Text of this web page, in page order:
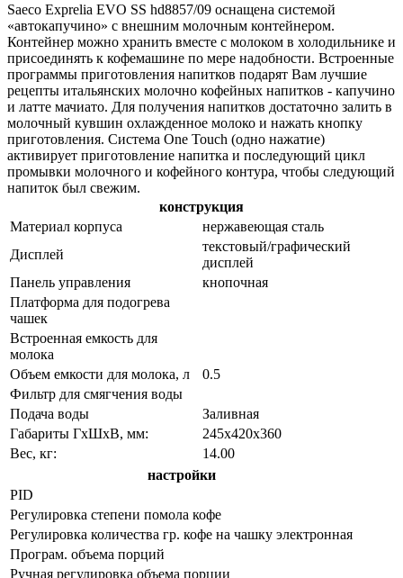
Saeco Exprelia EVO SS hd8857/09 оснащена системой
«автокапучино» с внешним молочным контейнером.
Контейнер можно хранить вместе с молоком в холодильнике и
присоединять к кофемашине по мере надобности. Встроенные
программы приготовления напитков подарят Вам лучшие
рецепты итальянских молочно кофейных напитков - капучино
и латте мачиато. Для получения напитков достаточно залить в
молочный кувшин охлажденное молоко и нажать кнопку
приготовления. Система One Touch (одно нажатие)
активирует приготовление напитка и последующий цикл
промывки молочного и кофейного контура, чтобы следующий
напиток был свежим.
конструкция
Материал корпуса
нержавеющая сталь
Дисплей
текстовый/графический
дисплей
Панель управления
кнопочная
Платформа для подогрева
чашек
Встроенная емкость для
молока
Объем емкости для молока, л
0.5
Фильтр для смягчения воды
Подача воды
Заливная
Габариты ГхШхВ, мм:
245х420х360
Вес, кг:
14.00
настройки
PID
Регулировка степени помола кофе
Регулировка количества гр. кофе на чашку электронная
Програм. объема порций
Ручная регулировка объема порции